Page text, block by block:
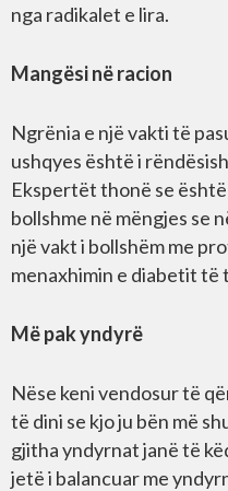
nga radikalet e lira.
Mangësi në racion
Ngrënia e një vakti të
ushqyes është i
Ekspertët thonë se
bollshme në mëngjes se
një vakt i bollshëm me
menaxhimin e diabetit të
Më pak yndyrë
Nëse keni vendosur të
të dini se kjo ju bën më
gjitha yndyrnat janë të
jetë i balancuar me